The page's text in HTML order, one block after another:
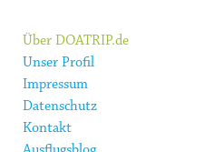
Über DOATRIP.de
Unser Profil
Impressum
Datenschutz
Kontakt